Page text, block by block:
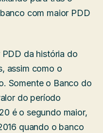
com maior PDD
da história do
assim como o
Somente o Banco do
do período
é o segundo maior,
quando o banco